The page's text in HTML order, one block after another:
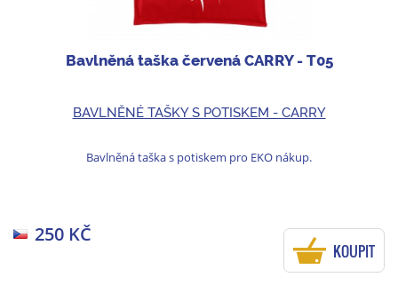
Bavlněná taška červená CARRY - T05
BAVLNĚNÉ TAŠKY S POTISKEM - CARRY
Bavlněná taška s potiskem pro EKO nákup.
250 KČ
KOUPIT